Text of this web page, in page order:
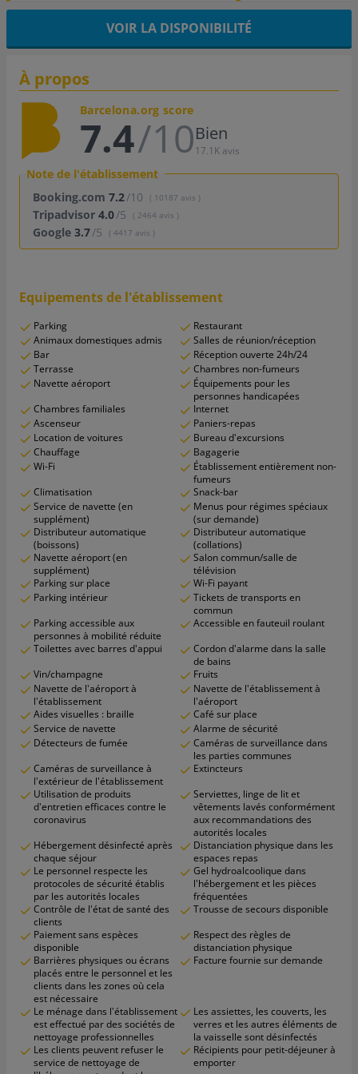
VOIR LA DISPONIBILITÉ
À propos
Barcelona.org score
7.4/10Bien
17.1K avis
Note de l'établissement
Booking.com 7.2/10 ( 10187 avis )
Tripadvisor 4.0/5 ( 2464 avis )
Google 3.7/5 ( 4417 avis )
Equipements de l'établissement
Parking
Restaurant
Animaux domestiques admis
Salles de réunion/réception
Bar
Réception ouverte 24h/24
Terrasse
Chambres non-fumeurs
Navette aéroport
Équipements pour les
personnes handicapées
Chambres familiales
Internet
Ascenseur
Paniers-repas
Location de voitures
Bureau d'excursions
Chauffage
Bagagerie
Wi-Fi
Établissement entièrement non-
fumeurs
Climatisation
Snack-bar
Service de navette (en
supplément)
Menus pour régimes spéciaux
(sur demande)
Distributeur automatique
(boissons)
Distributeur automatique
(collations)
Navette aéroport (en
supplément)
Salon commun/salle de
télévision
Parking sur place
Wi-Fi payant
Parking intérieur
Tickets de transports en
commun
Parking accessible aux
personnes à mobilité réduite
Accessible en fauteuil roulant
Toilettes avec barres d'appui
Cordon d'alarme dans la salle
de bains
Vin/champagne
Fruits
Navette de l'aéroport à
l'établissement
Navette de l'établissement à
l'aéroport
Aides visuelles : braille
Café sur place
Service de navette
Alarme de sécurité
Détecteurs de fumée
Caméras de surveillance dans
les parties communes
Caméras de surveillance à
l'extérieur de l'établissement
Extincteurs
Utilisation de produits
d'entretien efficaces contre le
coronavirus
Serviettes, linge de lit et
vêtements lavés conformément
aux recommandations des
autorités locales
Hébergement désinfecté après
chaque séjour
Distanciation physique dans les
espaces repas
Le personnel respecte les
protocoles de sécurité établis
par les autorités locales
Gel hydroalcoolique dans
l'hébergement et les pièces
fréquentées
Contrôle de l'état de santé des
clients
Trousse de secours disponible
Paiement sans espèces
disponible
Respect des règles de
distanciation physique
Barrières physiques ou écrans
placés entre le personnel et les
clients dans les zones où cela
est nécessaire
Facture fournie sur demande
Le ménage dans l'établissement
est effectué par des sociétés de
nettoyage professionnelles
Les assiettes, les couverts, les
verres et les autres éléments de
la vaisselle sont désinfectés
Les clients peuvent refuser le
service de nettoyage de
Récipients pour petit-déjeuner à
emporter